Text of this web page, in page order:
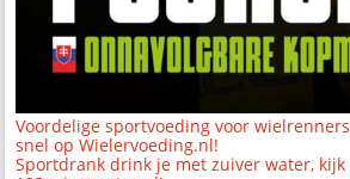
Voordelige sportvoeding voor
snel op Wielervoeding.nl!
Sportdrank drink je met zuiver water, kijk